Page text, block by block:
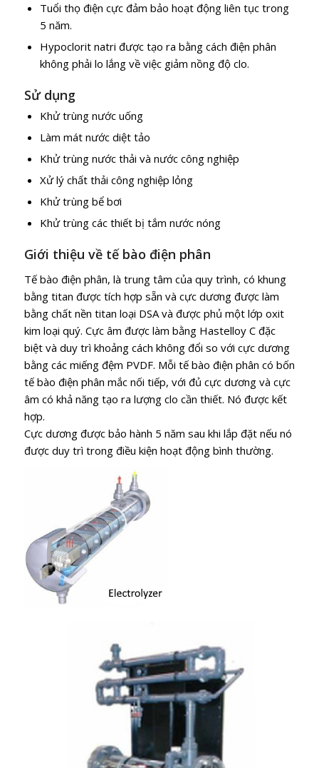
Tuổi thọ điện cực đảm bảo hoạt động liên tục trong
5 năm.
Hypoclorit natri được tạo ra bằng cách điện phân
không phải lo lắng về việc giảm nồng độ clo.
Sử dụng
Khử trùng nước uống
Làm mát nước diệt tảo
Khử trùng nước thải và nước công nghiệp
Xử lý chất thải công nghiệp lỏng
Khử trùng bể bơi
Khử trùng các thiết bị tắm nước nóng
Giới thiệu về tế bào điện phân
Tế bào điện phân, là trung tâm của quy trình, có khung
bằng titan được tích hợp sẵn và cực dương được làm
bằng chất nền titan loại DSA và được phủ một lớp oxit
kim loại quý. Cực âm được làm bằng Hastelloy C đặc
biệt và duy trì khoảng cách không đổi so với cực dương
bằng các miếng đệm PVDF. Mỗi tế bào điện phân có bốn
tế bào điện phân mắc nối tiếp, với đủ cực dương và cực
âm có khả năng tạo ra lượng clo cần thiết. Nó được kết
hợp.
Cực dương được bảo hành 5 năm sau khi lắp đặt nếu nó
được duy trì trong điều kiện hoạt động bình thường.